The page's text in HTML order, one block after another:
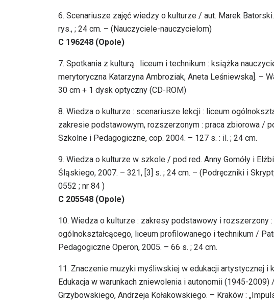
6. Scenariusze zajęć wiedzy o kulturze / aut. Marek
rys., ; 24 cm. – (Nauczyciele-nauczycielom)
C 196248 (Opole)
7. Spotkania z kulturą : liceum i technikum : książka
merytoryczna Katarzyna Ambroziak, Aneta Leśniewska]. –
30 cm + 1 dysk optyczny (CD-ROM)
8. Wiedza o kulturze : scenariusze lekcji : liceum
zakresie podstawowym, rozszerzonym : praca zbiorowa /
Szkolne i Pedagogiczne, cop. 2004. – 127 s. : il. ; 24 cm.
9. Wiedza o kulturze w szkole / pod red. Anny Gomóły i
Śląskiego, 2007. – 321, [3] s. ; 24 cm. – (Podręczniki i
0552 ; nr 84 )
C 205548 (Opole)
10. Wiedza o kulturze : zakresy podstawowy i rozszerzony
ogólnokształcącego, liceum profilowanego i technikum /
Pedagogiczne Operon, 2005. – 66 s. ; 24 cm.
11. Znaczenie muzyki myśliwskiej w edukacji artystycznej i
Edukacja w warunkach zniewolenia i autonomii (1945-
Grzybowskiego, Andrzeja Kołakowskiego. – Kraków :